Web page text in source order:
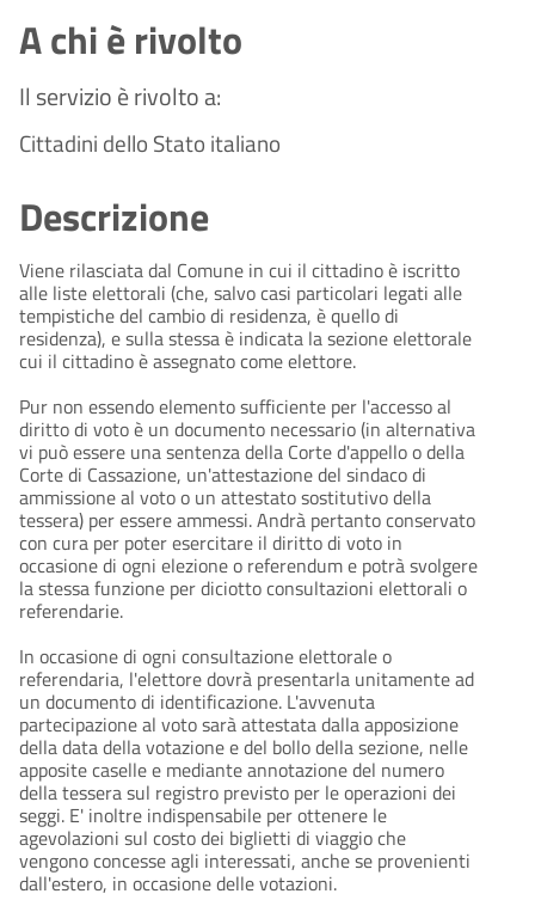
A chi è rivolto
Il servizio è rivolto a:
Cittadini dello Stato italiano
Descrizione
Viene rilasciata dal Comune in cui il cittadino è iscritto
alle liste elettorali (che, salvo casi particolari legati alle
tempistiche del cambio di residenza, è quello di
residenza), e sulla stessa è indicata la sezione elettorale
cui il cittadino è assegnato come elettore.
Pur non essendo elemento sufficiente per l'accesso al
diritto di voto è un documento necessario (in alternativa
vi può essere una sentenza della Corte d'appello o della
Corte di Cassazione, un'attestazione del sindaco di
ammissione al voto o un attestato sostitutivo della
tessera) per essere ammessi. Andrà pertanto conservato
con cura per poter esercitare il diritto di voto in
occasione di ogni elezione o referendum e potrà svolgere
la stessa funzione per diciotto consultazioni elettorali o
referendarie.
In occasione di ogni consultazione elettorale o
referendaria, l'elettore dovrà presentarla unitamente ad
un documento di identificazione. L'avvenuta
partecipazione al voto sarà attestata dalla apposizione
della data della votazione e del bollo della sezione, nelle
apposite caselle e mediante annotazione del numero
della tessera sul registro previsto per le operazioni dei
seggi. E' inoltre indispensabile per ottenere le
agevolazioni sul costo dei biglietti di viaggio che
vengono concesse agli interessati, anche se provenienti
dall'estero, in occasione delle votazioni.